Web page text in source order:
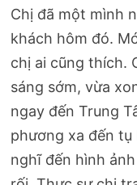
Chị đã một mình
khách hôm đó.
chị ai cũng thích.
sáng sớm, vừa
ngay đến Trung
phương xa đến tụ
nghĩ đến hình